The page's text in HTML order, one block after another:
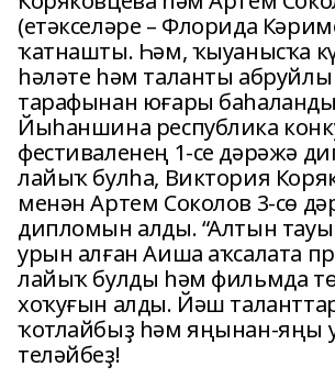
(етәкселәре – Флорида
ҡатнашты. Һәм, ҡыуанысҡа
һәләте һәм таланты
тарафынан юғары
Йыһаншина республика
фестиваленең 1-се дәрәжә
лайыҡ булһа, Виктория
менән Артем Соколов 3-сө
дипломын алды. “Алтын
урын алған Аиша аҡсалата
лайыҡ булды һәм фильмда
хоҡуғын алды. Йәш
ҡотлайбыҙ һәм яңынан-яңы
теләйбеҙ!